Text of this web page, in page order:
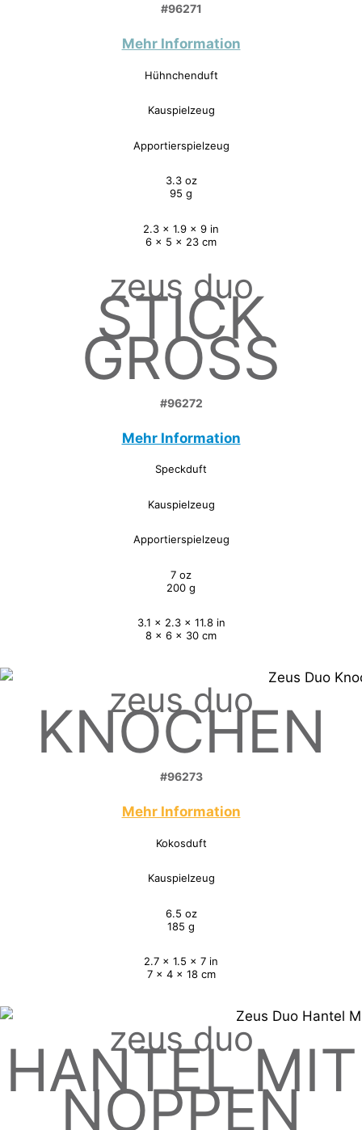
#96271
Mehr Information
Hühnchenduft
Kauspielzeug
Apportierspielzeug
3.3 oz
95 g
2.3 x 1.9 x 9 in
6 x 5 x 23 cm
zeus duo
STICK
GROSS
#96272
Mehr Information
Speckduft
Kauspielzeug
Apportierspielzeug
7 oz
200 g
3.1 x 2.3 x 11.8 in
8 x 6 x 30 cm
zeus duo
KNOCHEN
#96273
Mehr Information
Kokosduft
Kauspielzeug
6.5 oz
185 g
2.7 x 1.5 x 7 in
7 x 4 x 18 cm
zeus duo
HANTEL MIT
NOPPEN